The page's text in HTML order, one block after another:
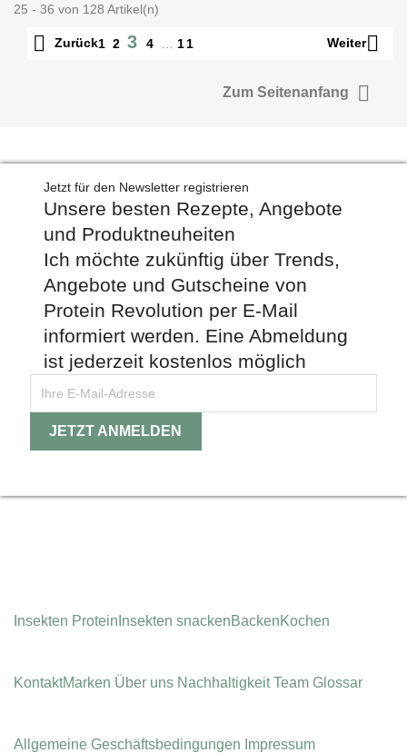
25 - 36 von 128 Artikel(n)
 Zurück1 2 3 4 11 Weiter
Zum Seitenanfang 
Jetzt für den Newsletter registrieren
Unsere besten Rezepte, Angebote
und Produktneuheiten
Ich möchte zukünftig über Trends,
Angebote und Gutscheine von
Protein Revolution per E-Mail
informiert werden. Eine Abmeldung
ist jederzeit kostenlos möglich
Insekten Protein Insekten snackenBackenKochen
KontaktMarken Über uns NachhaltigkeitTeam Glossar
Allgemeine Geschäfts­bedingungen Impressum